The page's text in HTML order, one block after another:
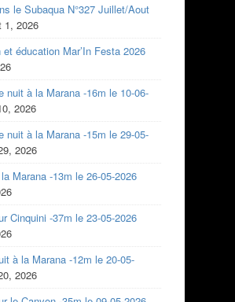
le Subaqua N°327 Juillet/Aout
1, 2026
éducation Mar’In Festa 2026
nuit à la Marana -16m le 10-06-
2026
nuit à la Marana -15m le 29-05-
2026
Marana -13m le 26-05-2026
Cinquini -37m le 23-05-2026
à la Marana -12m le 20-05-
2026